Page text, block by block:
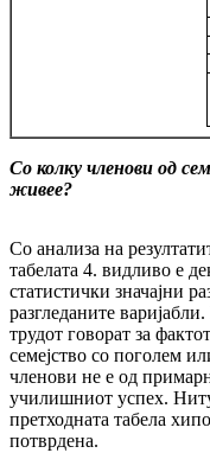
Со колку членови од
живее?
Со анализа на
табелата 4. видливо е
статистички значајни
разгледаните
трудот говорат за
семејство со поголем
членови не е од
училишниот успех.
претходната табела
потврдена.